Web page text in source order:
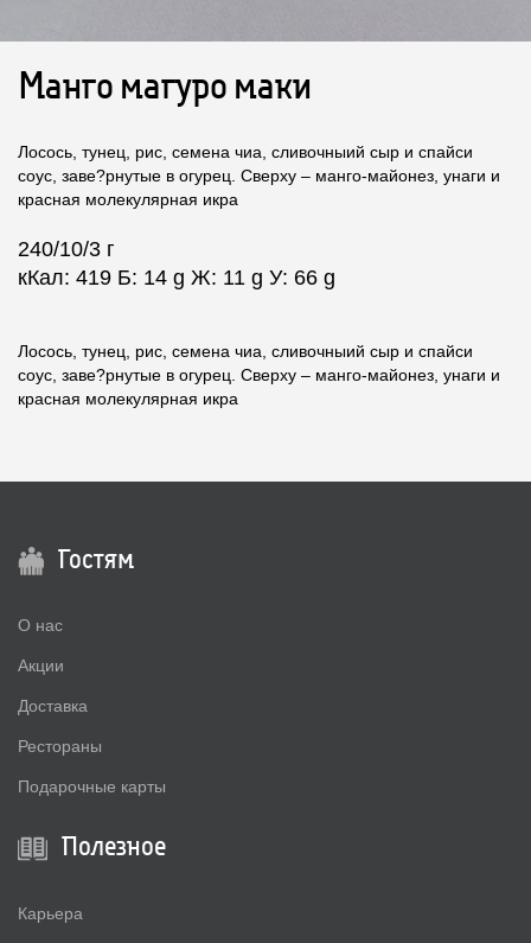
Манго магуро маки
Лосось, тунец, рис, семена чиа, сливочныий сыр и спайси
соус, заве?рнутые в огурец. Сверху – манго-майонез, унаги и
красная молекулярная икра
240/10/3 г
кКал: 419 Б: 14 g Ж: 11 g У: 66 g
Лосось, тунец, рис, семена чиа, сливочныий сыр и спайси
соус, заве?рнутые в огурец. Сверху – манго-майонез, унаги и
красная молекулярная икра
Гостям
О нас
Акции
Доставка
Рестораны
Подарочные карты
Полезное
Карьера